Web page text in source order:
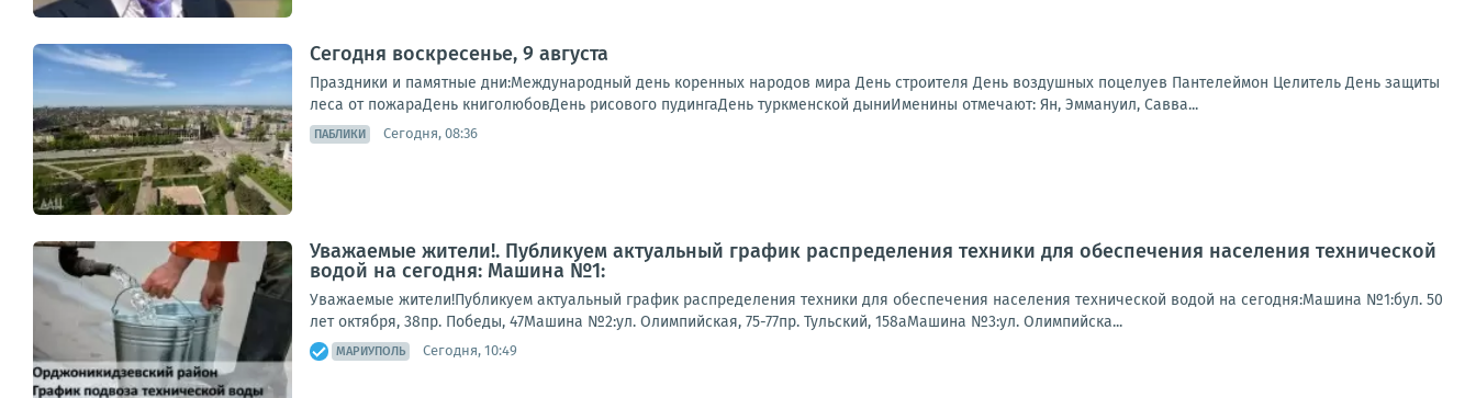
Сегодня воскресенье, 9 августа
Праздники и памятные дни:Международный день коренных народов мира День строителя День воздушных поцелуев Пантелеймон Целитель День защиты
леса от пожараДень книголюбовДень рисового пудингаДень туркменской дыниИменины отмечают: Ян, Эммануил, Савва...
ПАБЛИКИ Сегодня, 08:36
Уважаемые жители!. Публикуем актуальный график распределения техники для обеспечения населения технической
водой на сегодня: Машина №1:
Уважаемые жители!Публикуем актуальный график распределения техники для обеспечения населения технической водой на сегодня:Машина №1:бул. 50
лет октября, 38пр. Победы, 47Машина №2:ул. Олимпийская, 75-77пр. Тульский, 158аМашина №3:ул. Олимпийска...
МАРИУПОЛЬ Сегодня, 10:49